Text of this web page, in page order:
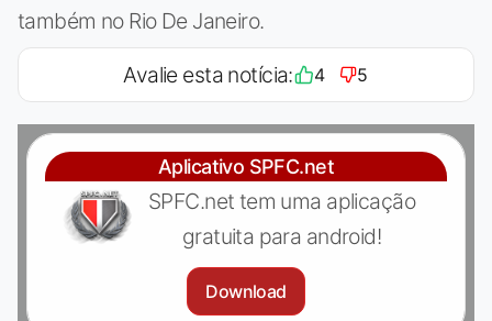
também no Rio De Janeiro.
Avalie esta notícia: 4 5
Aplicativo SPFC.net
SPFC.net tem uma aplicação
gratuita para android!
Download